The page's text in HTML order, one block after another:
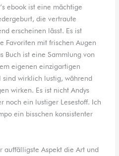
ebook ist eine mächtige
die vertraute
erscheinen lässt. Es ist
Favoriten mit frischen Augen
Buch ist eine Sammlung von
eigenen einzigartigen
sind wirklich lustig, während
wirken. Es ist nicht Andys
noch ein lustiger Lesestoff. Ich
ein bisschen konsistenter
auffälligste Aspekt die Art und